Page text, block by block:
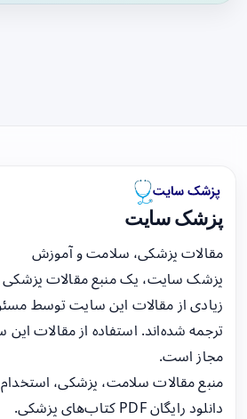
پزشک سایت
مقالات پزشکی، سلامت و آموزش
پزشک سایت، یک منبع مقالات
زیادی از مقالات این سایت توسط
ترجمه شده‌اند. استفاده از مقالات
مجاز است.
منبع مقالات سلامت، پزشکی،
دانلود رایگان PDF کتاب‌های پزشکی.